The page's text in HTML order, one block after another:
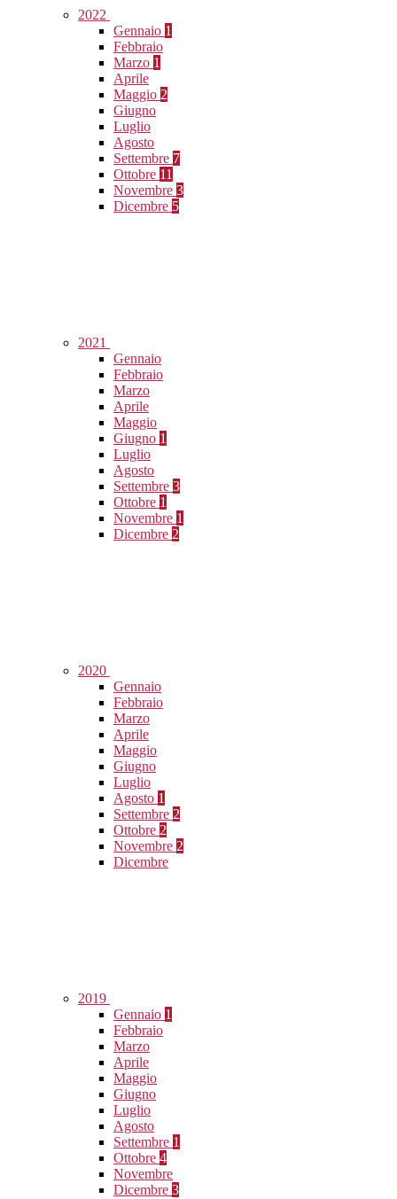
2022
Gennaio 1
Febbraio
Marzo 1
Aprile
Maggio 2
Giugno
Luglio
Agosto
Settembre 7
Ottobre 11
Novembre 3
Dicembre 5
2021
Gennaio
Febbraio
Marzo
Aprile
Maggio
Giugno 1
Luglio
Agosto
Settembre 3
Ottobre 1
Novembre 1
Dicembre 2
2020
Gennaio
Febbraio
Marzo
Aprile
Maggio
Giugno
Luglio
Agosto 1
Settembre 2
Ottobre 2
Novembre 2
Dicembre
2019
Gennaio 1
Febbraio
Marzo
Aprile
Maggio
Giugno
Luglio
Agosto
Settembre 1
Ottobre 4
Novembre
Dicembre 3